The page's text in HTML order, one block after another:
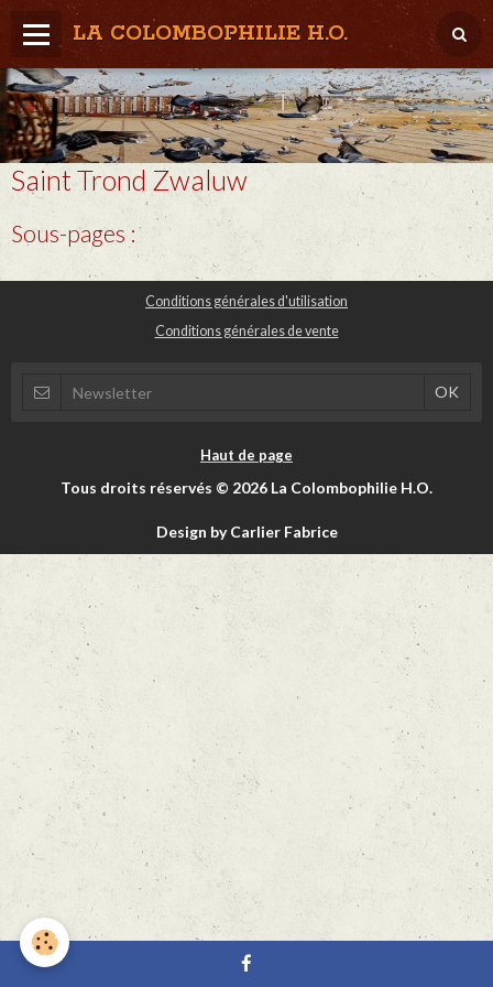
LA COLOMBOPHILIE H.O.
Home
Météo / Het weer
Lâcher / Los
Result. clubs, Provincial, (Inter)National
RFCB / KBDB
Saint Trond Zwaluw
Sous-pages :
Conditions générales d'utilisation
Conditions générales de vente
Haut de page
Tous droits réservés © 2026 La Colombophilie H.O.
Design by Carlier Fabrice